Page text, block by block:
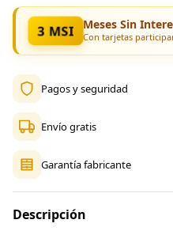
3 MSI Meses Sin
Con tarjetas
Pagos y seguridad
Envío gratis
Garantía fabricante
Descripción